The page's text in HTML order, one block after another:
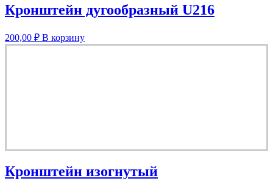
Кронштейн дугообразный U216
200,00 ₽ В корзину
Кронштейн изогнутый